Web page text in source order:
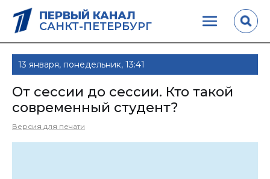
ПЕРВЫЙ КАНАЛ
САНКТ-ПЕТЕРБУРГ
13 января, понедельник, 13:41
От сессии до сессии. Кто такой
современный студент?
Версия для печати